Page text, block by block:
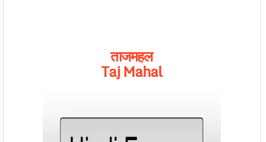
ताजमहल
Taj Mahal